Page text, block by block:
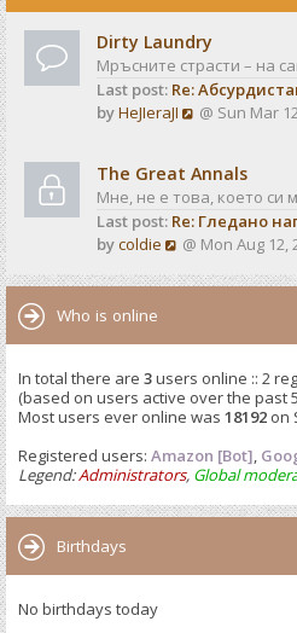
t
p
o
s
e
l
a
t
t
p
o
s
t
Dirty Laundry
Мръсните страсти – на
Last post: Re:
byHeJIeraJI
V
w
t
h
e
e
t
p
s
t
@ Sun Mar
The Great Annals
Мне, не е това, което си
Last post: Re: Гледано
bycoldie
V
e
e
l
a
t
e
t
@ Mon Aug 12,
Who is online
In total there are 3users online :: 2
(based on users active over the past
Most users ever online was 18192 on
Registered users: Amazon [Bot],
Legend:Administrators, Global
Birthdays
No birthdays today